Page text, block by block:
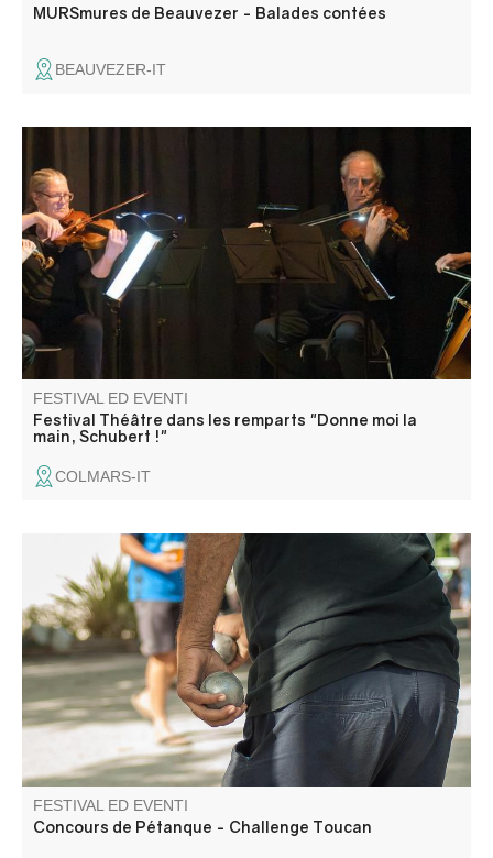
MURSmures de Beauvezer - Balades contées
BEAUVEZER-IT
Les dernières années du compositeur jouées par 4
comédiens et illustrées par ses compositions jouées en
direct par le quatuor à cordes. Un moment intense.
FESTIVAL ED EVENTI
Festival Théâtre dans les remparts "Donne moi la
main, Schubert !"
COLMARS-IT
Concorso organizzato dal Comitato delle feste.
FESTIVAL ED EVENTI
Concours de Pétanque - Challenge Toucan